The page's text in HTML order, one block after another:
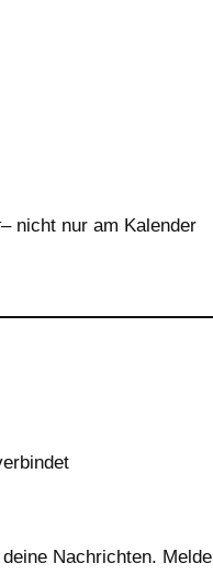
– nicht nur am Kalender
Nachrichten. Melde